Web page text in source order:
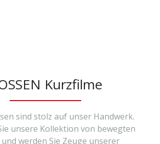
Kurzfilme
sind stolz auf unser Handwerk.
unsere Kollektion von bewegten
werden Sie Zeuge unserer